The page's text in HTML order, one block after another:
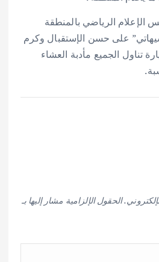
الرياضي بالمنطقة
على حسن الإستقبال وكرم
تناول الجميع مأدبة العشاء
الحقول الإلزامية مشار إليها بـ